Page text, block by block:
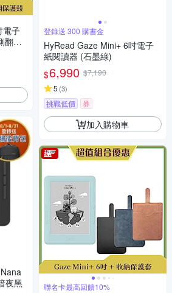
電子
翻保
夜黑
登錄送 300 購書金
HyRead Gaze Mini+ 6吋電子
紙閱讀器 (石墨綠)
$6,990 $7,190
5 (3)
挑戰低價 券
加入購物車
聯名卡最高回饋10%